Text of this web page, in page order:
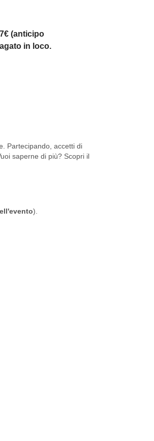
(anticipo
in loco.
Partecipando, accetti di
saperne di più? Scopri il
).